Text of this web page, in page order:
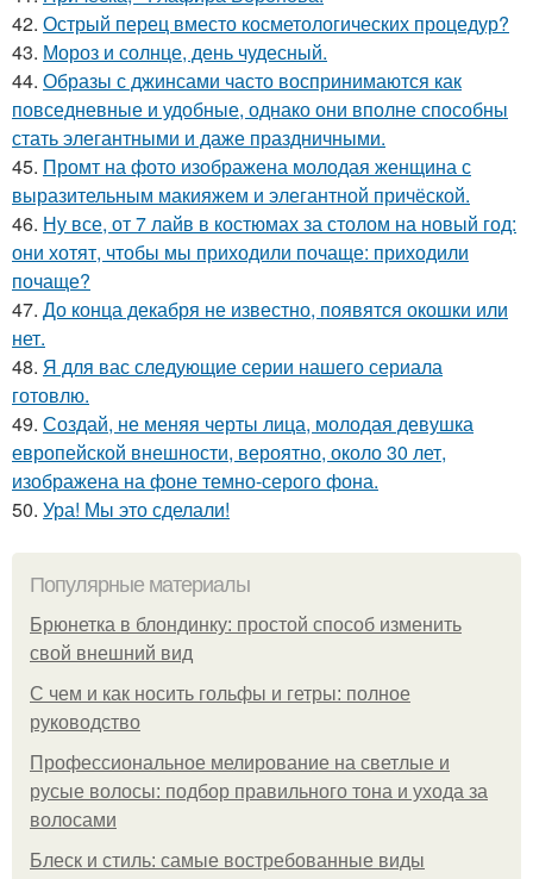
42. Острый перец вместо косметологических процедур?
43. Мороз и солнце, день чудесный.
44. Образы с джинсами часто воспринимаются как
повседневные и удобные, однако они вполне способны
стать элегантными и даже праздничными.
45. Промт на фото изображена молодая женщина с
выразительным макияжем и элегантной причёской.
46. Ну все, от 7 лайв в костюмах за столом на новый год:
они хотят, чтобы мы приходили почаще: приходили
почаще?
47. До конца декабря не известно, появятся окошки или
нет.
48. Я для вас следующие серии нашего сериала
готовлю.
49. Создай, не меняя черты лица, молодая девушка
европейской внешности, вероятно, около 30 лет,
изображена на фоне темно-серого фона.
50. Ура! Мы это сделали!
Популярные материалы
Брюнетка в блондинку: простой способ изменить
свой внешний вид
С чем и как носить гольфы и гетры: полное
руководство
Профессиональное мелирование на светлые и
русые волосы: подбор правильного тона и ухода за
волосами
Блеск и стиль: самые востребованные виды